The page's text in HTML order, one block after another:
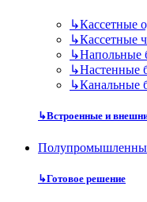
↳Кассетные
↳Кассетные
↳Напольные
↳Настенные
↳Канальные
↳Встроенные и
↳Готовое решение